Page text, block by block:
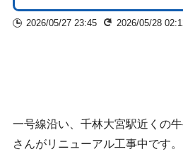
2026/05/27 23:45 2026/05/28
一号線沿い、千林大宮駅近くの
さんがリニューアル工事中です。